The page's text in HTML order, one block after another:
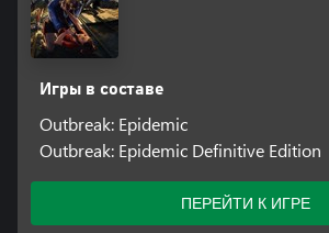
Игры в составе
Outbreak: Epidemic
Outbreak: Epidemic Definitive Edition
ПЕРЕЙТИ К ИГРЕ